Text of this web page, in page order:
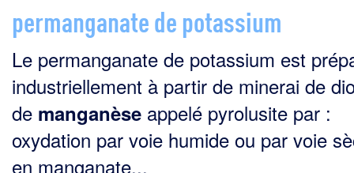
permanganate de potassium
Le permanganate de potassium est
industriellement à partir de minerai de
de manganèse appelé pyrolusite par :
oxydation par voie humide ou par voie
en manganate...